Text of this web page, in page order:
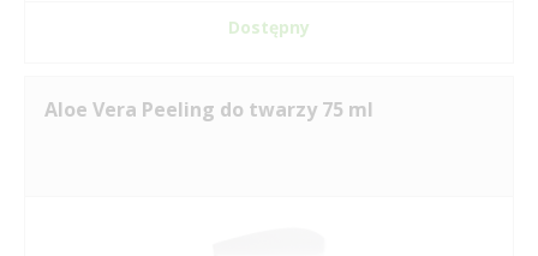
Dostępny
Aloe Vera Peeling do twarzy 75 ml